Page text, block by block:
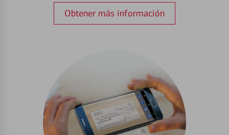
Obtener más información